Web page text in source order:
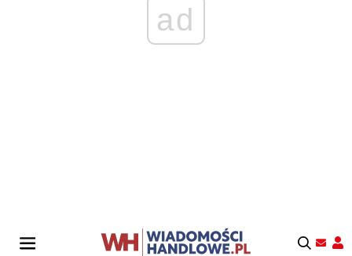
ad